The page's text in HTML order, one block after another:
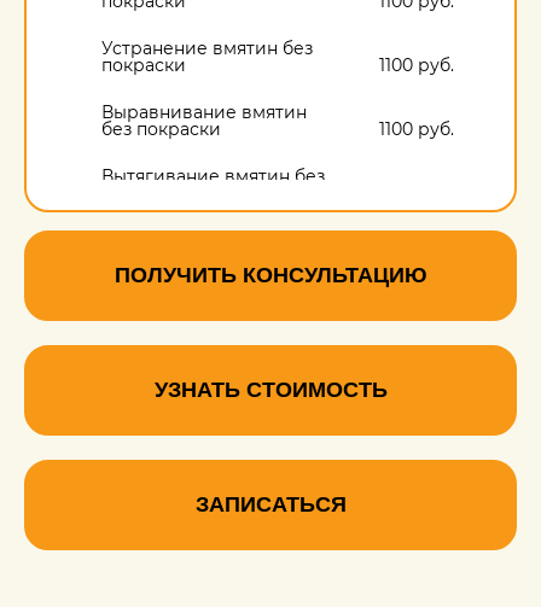
Устранение вмятин без
покраски 1100 руб.
Выравнивание вмятин
без покраски 1100 руб.
Вытягивание вмятин без
ПОЛУЧИТЬ КОНСУЛЬТАЦИЮ
УЗНАТЬ СТОИМОСТЬ
ЗАПИСАТЬСЯ